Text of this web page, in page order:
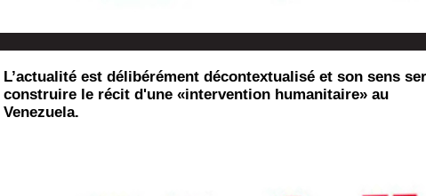
L’actualité est délibérément décontextualisé et son sens
construire le récit d'une «intervention humanitaire» au
Venezuela.